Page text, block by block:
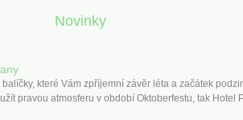
Novinky
které Vám zpříjemní závěr léta a začátek
pravou atmosferu v období Oktoberfestu, tak Hotel